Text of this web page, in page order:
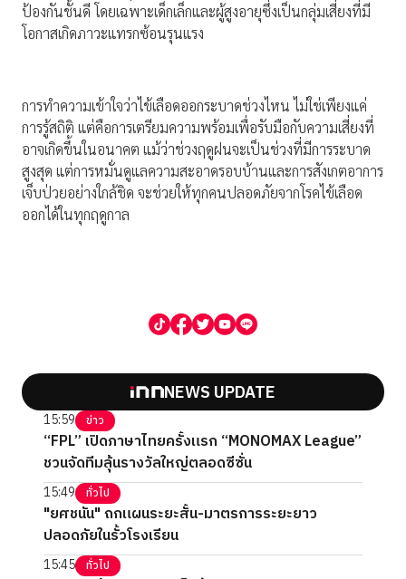
ป้องกันชั้นดี โดยเฉพาะเด็กเล็กและผู้สูงอายุซึ่งเป็นกลุ่มเสี่ยงที่มี
โอกาสเกิดภาวะแทรกซ้อนรุนแรง
การทำความเข้าใจว่าไข้เลือดออกระบาดช่วงไหน ไม่ใช่เพียงแค่
การรู้สถิติ แต่คือการเตรียมความพร้อมเพื่อรับมือกับความเสี่ยงที่
อาจเกิดขึ้นในอนาคต แม้ว่าช่วงฤดูฝนจะเป็นช่วงที่มีการระบาด
สูงสุด แต่การหมั่นดูแลความสะอาดรอบบ้านและการสังเกตอาการ
เจ็บป่วยอย่างใกล้ชิด จะช่วยให้ทุกคนปลอดภัยจากโรคไข้เลือด
ออกได้ในทุกฤดูกาล
NEWS UPDATE
15:59 ข่าว
“FPL” เปิดภาษาไทยครั้งแรก “MONOMAX League”
ชวนจัดทีมลุ้นรางวัลใหญ่ตลอดซีซั่น
15:49 ทั่วไป
"ยศชนัน" ถกแผนระยะสั้น-มาตรการระยะยาว
ปลอดภัยในรั้วโรงเรียน
15:45 ทั่วไป